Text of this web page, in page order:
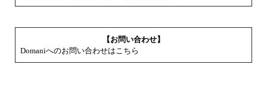
【お問い合わせ】
Domaniへのお問い合わせはこちら